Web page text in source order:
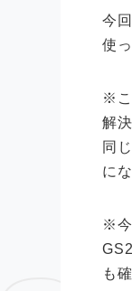
今
使
※こ
解
同
に
※今
も